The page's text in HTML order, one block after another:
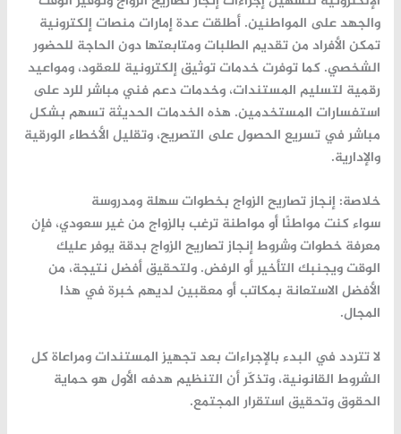
والجهد على المواطنين. أطلقت عدة إمارات منصات إلكترونية
تمكن الأفراد من تقديم الطلبات ومتابعتها دون الحاجة للحضور
الشخصي. كما توفرت خدمات توثيق إلكترونية للعقود، ومواعيد
رقمية لتسليم المستندات، وخدمات دعم فني مباشر للرد على
استفسارات المستخدمين. هذه الخدمات الحديثة تسهم بشكل
مباشر في تسريع الحصول على التصريح، وتقليل الأخطاء الورقية
والإدارية.
خلاصة: إنجاز تصاريح الزواج بخطوات سهلة ومدروسة
سواء كنت مواطنًا أو مواطنة ترغب بالزواج من غير سعودي، فإن
معرفة خطوات وشروطإنجاز تصاريح الزواج بدقة يوفر عليك
الوقت ويجنبك التأخير أو الرفض. ولتحقيق أفضل نتيجة، من
الأفضل الاستعانة بمكاتب أو معقبين لديهم خبرة في هذا
المجال.
لا تتردد في البدء بالإجراءات بعد تجهيز المستندات ومراعاة كل
الشروط القانونية، وتذكّر أن التنظيم هدفه الأول هو حماية
الحقوق وتحقيق استقرار المجتمع.